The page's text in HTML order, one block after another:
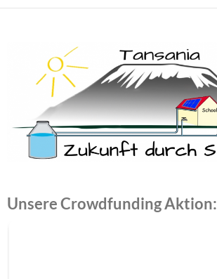
Unsere Crowdfunding Aktion: